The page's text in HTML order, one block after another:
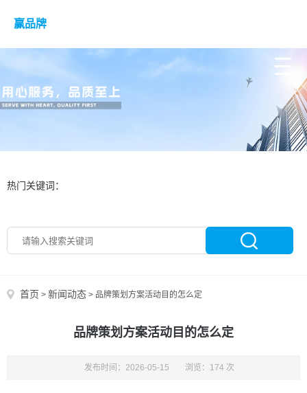
赢品牌
热门关键词：
首页 > 新闻动态 > 品牌策划方案活动目的怎么定
品牌策划方案活动目的怎么定
发布时间：2026-05-15 浏览：174 次